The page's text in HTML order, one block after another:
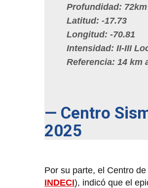
Profundidad: 72km
Latitud: -17.73
Longitud: -70.81
Intensidad: II-III
Referencia: 14 km
— Centro
2025
Por su parte, el Centro
INDECI), indicó que el